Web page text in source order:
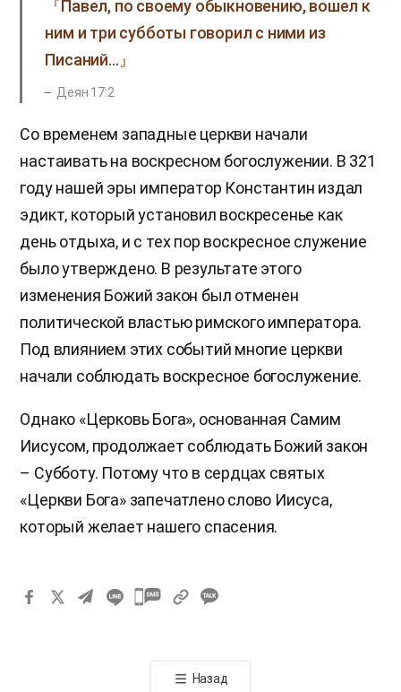
『Павел, по своему обыкновению, вошел к
ним и три субботы говорил с ними из
Писаний…』
Деян 17:2
Со временем западные церкви начали
настаивать на воскресном богослужении. В 321
году нашей эры император Константин издал
эдикт, который установил воскресенье как
день отдыха, и с тех пор воскресное служение
было утверждено. В результате этого
изменения Божий закон был отменен
политической властью римского императора.
Под влиянием этих событий многие церкви
начали соблюдать воскресное богослужение.
Однако «Церковь Бога», основанная Самим
Иисусом, продолжает соблюдать Божий закон
– Субботу. Потому что в сердцах святых
«Церкви Бога» запечатлено слово Иисуса,
который желает нашего спасения.
카
톡
공
Назад